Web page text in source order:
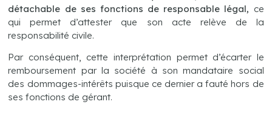
détachable de ses fonctions de responsable légal, ce
qui permet d’attester que son acte relève de la
responsabilité civile.
Par conséquent, cette interprétation permet d’écarter le
remboursement par la société à son mandataire social
des dommages-intérêts puisque ce dernier a fauté hors de
ses fonctions de gérant.